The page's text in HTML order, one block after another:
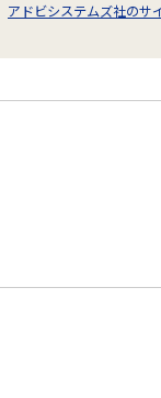
アドビシステムズ社のサ